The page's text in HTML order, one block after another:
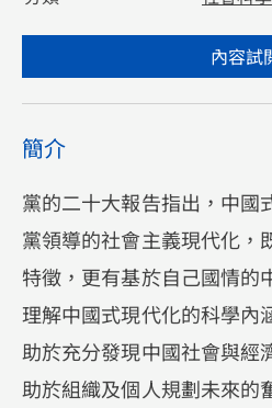
內容試
簡介
黨的二十大報告指出，中國
黨領導的社會主義現代化，
特徵，更有基於自己國情的
理解中國式現代化的科學內
助於充分發現中國社會與經
助於組織及個人規劃未來的